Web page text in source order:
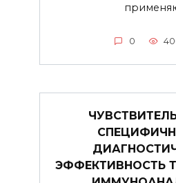
0
ЭФФЕКТИВНОСТЬ